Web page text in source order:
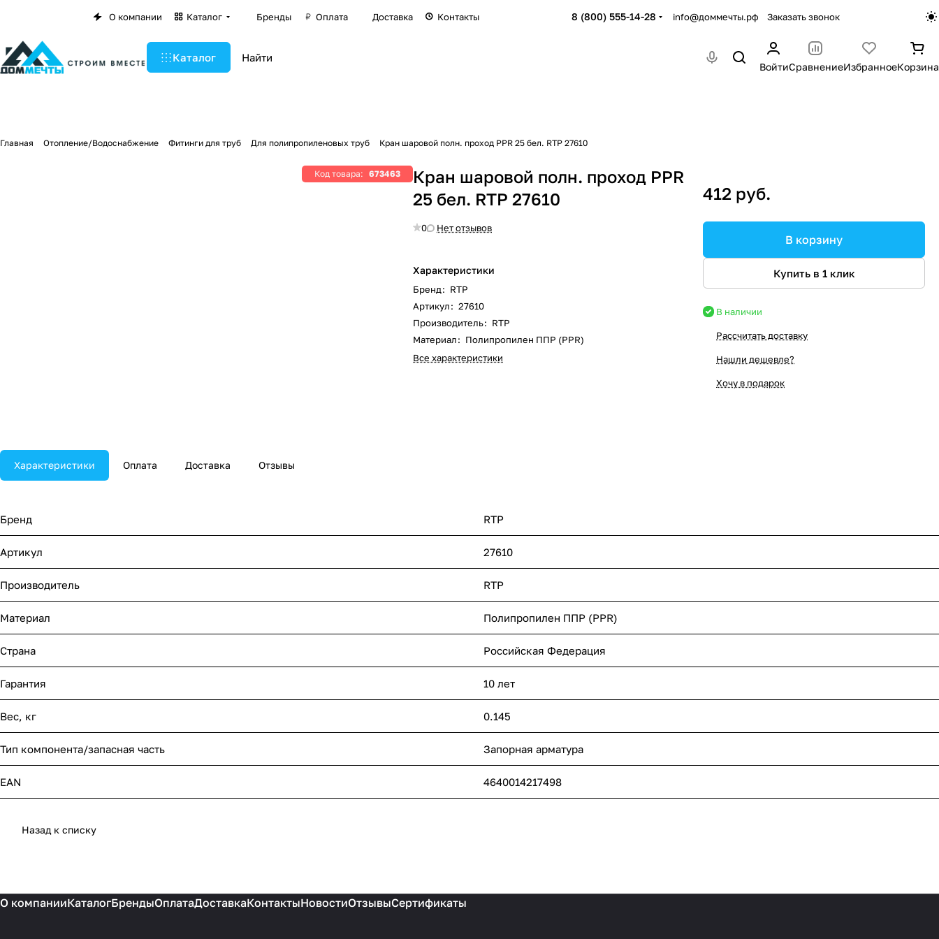
О компании Каталог Бренды Оплата Доставка Контакты 8 (800) 555-14-28 info@доммечты.рф Заказать звонок
Каталог
ВойтиСравнениеИзбранноеКорзина
Главная Отопление/Водоснабжение Фитинги для труб Для полипропиленовых труб Кран шаровой полн. проход PPR 25 бел. RTP 27610
Код товара: 673463
Кран шаровой полн. проход PPR
25 бел. RTP 27610
0 Нет отзывов
Характеристики
Бренд: RTP
Артикул: 27610
Производитель: RTP
Материал: Полипропилен ППР (PPR)
Все характеристики
412 руб.
В корзину
Купить в 1 клик
В наличии
Рассчитать доставку
Нашли дешевле?
Хочу в подарок
Характеристики Оплата Доставка Отзывы
Бренд RTP
Артикул 27610
Производитель RTP
Материал Полипропилен ППР (PPR)
Страна Российская Федерация
Гарантия 10 лет
Вес, кг 0.145
Тип компонента/запасная часть Запорная арматура
EAN 4640014217498
Назад к списку
О компанииКаталогБрендыОплатаДоставкаКонтактыНовостиОтзывыСертификаты